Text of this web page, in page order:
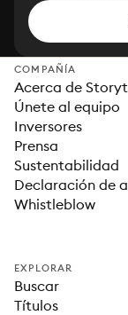
COMPAÑÍA
Acerca de
Únete al equipo
Inversores
Prensa
Sustentabilidad
Declaración de
Whistleblow
EXPLORAR
Buscar
Títulos